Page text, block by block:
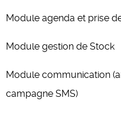
Module agenda et prise
Module gestion de Stock
Module communication
campagne SMS)